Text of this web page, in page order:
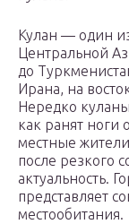
Кулан — один
Центральной
до
Ирана, на
Нередко
как ранят ноги
местные
после резкого
актуальность.
представляет
местообитания.